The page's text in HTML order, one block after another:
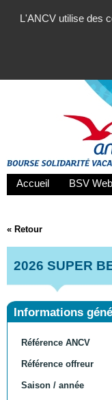
L'ANCV utilise des
Accueil BSV Web
« Retour
2026 SUPER
Informations
Référence ANCV
Référence offreur
Saison / année